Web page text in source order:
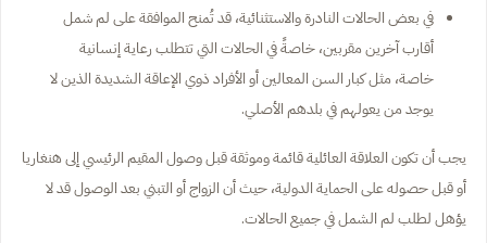
في بعض الحالات النادرة والاستثنائية، قد تُمنح الموافقة على لم شمل
أقارب آخرين مقربين، خاصةً في الحالات التي تتطلب رعاية إنسانية
خاصة، مثل كبار السن المعالين أو الأفراد ذوي الإعاقة الشديدة الذين لا
يوجد من يعولهم في بلدهم الأصلي.
يجب أن تكون العلاقة العائلية قائمة وموثقة قبل وصول المقيم الرئيسي إلى هنغاريا
أو قبل حصوله على الحماية الدولية، حيث أن الزواج أو التبني بعد الوصول قد لا
يؤهل لطلب لم الشمل في جميع الحالات.